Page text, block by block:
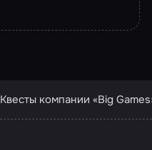
Квесты компании «Big